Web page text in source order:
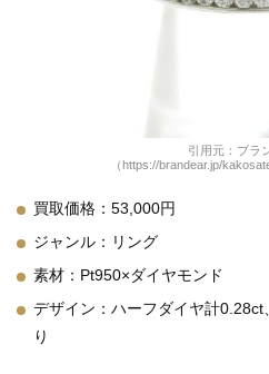
引用元：ブラ
（https://brandear.jp/
買取価格：53,000円
ジャンル：リング
素材：Pt950×ダイヤモンド
デザイン：ハーフダイヤ計
り